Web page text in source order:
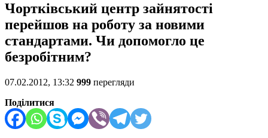
Чортківський центр зайнятості
перейшов на роботу за новими
стандартами. Чи допомогло це
безробітним?
07.02.2012, 13:32 999 перегляди
Поділитися